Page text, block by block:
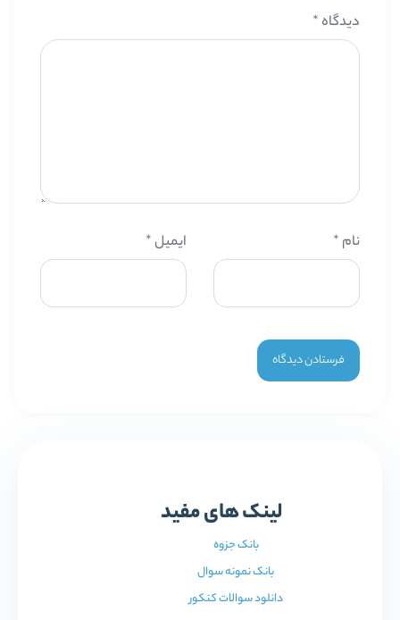
دیدگاه *
نام * ایمیل*
لینک های مفید
بانک جزوه
بانک نمونه سوال
دانلود سوالات کنکور